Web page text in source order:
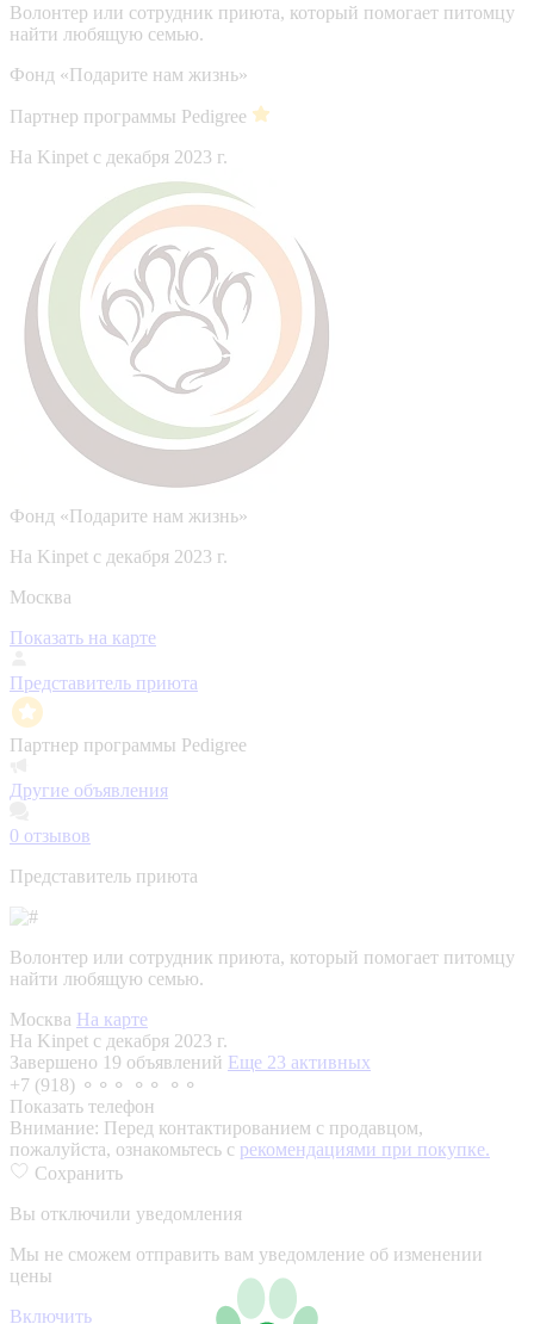
Волонтер или сотрудник приюта, который помогает питомцу
найти любящую семью.
Фонд «Подарите нам жизнь»
Партнер программы Pedigree
На Kinpet c декабря 2023 г.
Фонд «Подарите нам жизнь»
На Kinpet c декабря 2023 г.
Москва
Показать на карте
Представитель приюта
Партнер программы Pedigree
Другие объявления
0 отзывов
Представитель приюта
Волонтер или сотрудник приюта, который помогает питомцу
найти любящую семью.
Москва На карте
На Kinpet c декабря 2023 г.
Завершено 19 объявлений Еще 23 активных
+7 (918) ⚬⚬⚬ ⚬⚬ ⚬⚬
Показать телефон
Внимание: Перед контактированием с продавцом,
пожалуйста, ознакомьтесь с рекомендациями при покупке.
Сохранить
Вы отключили уведомления
Мы не сможем отправить вам уведомление об изменении
цены
Включить